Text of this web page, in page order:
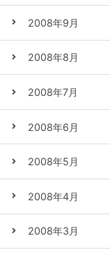
2008年9月
2008年8月
2008年7月
2008年6月
2008年5月
2008年4月
2008年3月